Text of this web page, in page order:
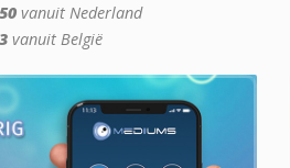
vanuit Nederland
vanuit België